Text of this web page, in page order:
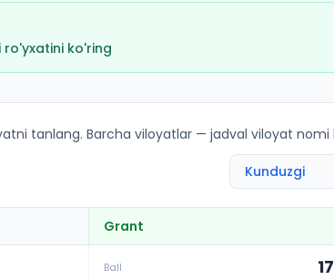
ko'ring
va kvotalar
tanlang. Barcha viloyatlar — jadval viloyat
Grant
Ball